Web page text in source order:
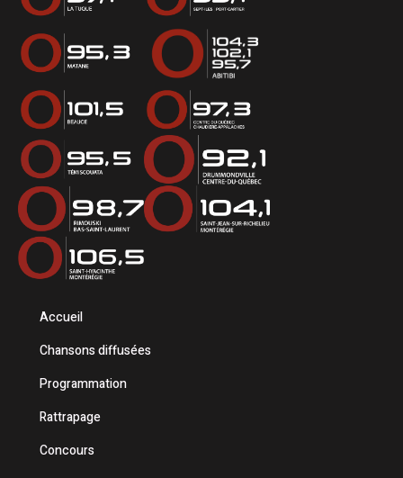
Accueil
Chansons diffusées
Programmation
Rattrapage
Concours